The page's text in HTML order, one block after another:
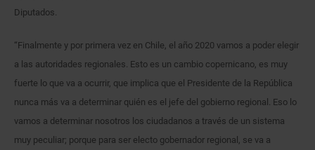
Diputados.
“Finalmente y por primera vez en Chile, el año 2020 vamos a poder elegir
a las autoridades regionales. Esto es un cambio copernicano, es muy
fuerte lo que va a ocurrir, que implica que el Presidente de la República
nunca más va a determinar quién es el jefe del gobierno regional. Eso lo
vamos a determinar nosotros los ciudadanos a través de un sistema
muy peculiar; porque para ser electo gobernador regional, se va a